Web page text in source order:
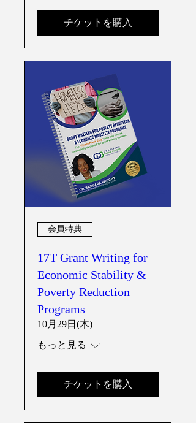
チケットを購入
会員特典
17T Grant Writing for
Economic Stability &
Poverty Reduction
Programs
10月29日(木)
もっと見る
チケットを購入